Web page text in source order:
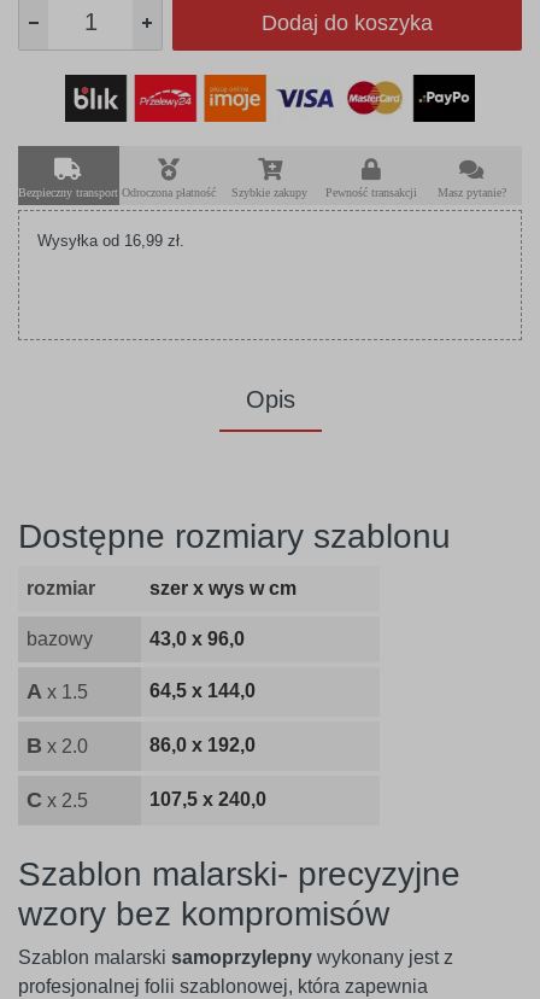
Dodaj do koszyka
Bezpieczny transport Odroczona płatność Szybkie zakupy Pewność transakcji Masz pytanie?
Wysyłka od 16,99 zł.
Opis
Dostępne rozmiary szablonu
rozmiar szer x wys w cm
bazowy 43,0 x 96,0
A x 1.5 64,5 x 144,0
B x 2.0 86,0 x 192,0
C x 2.5 107,5 x 240,0
Szablon malarski- precyzyjne
wzory bez kompromisów
Szablon malarski samoprzylepny wykonany jest z
profesjonalnej folii szablonowej, która zapewnia